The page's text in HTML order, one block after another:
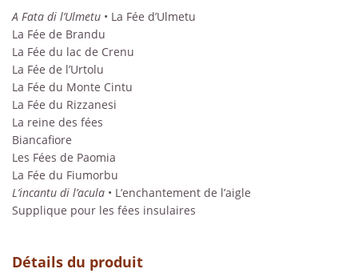
A Fata di l’Ulmetu • La Fée d’Ulmetu
La Fée de Brandu
La Fée du lac de Crenu
La Fée de l’Urtolu
La Fée du Monte Cintu
La Fée du Rizzanesi
La reine des fées
Biancafiore
Les Fées de Paomia
La Fée du Fiumorbu
L’incantu di l’acula • L’enchantement de l’aigle
Supplique pour les fées insulaires
Détails du produit